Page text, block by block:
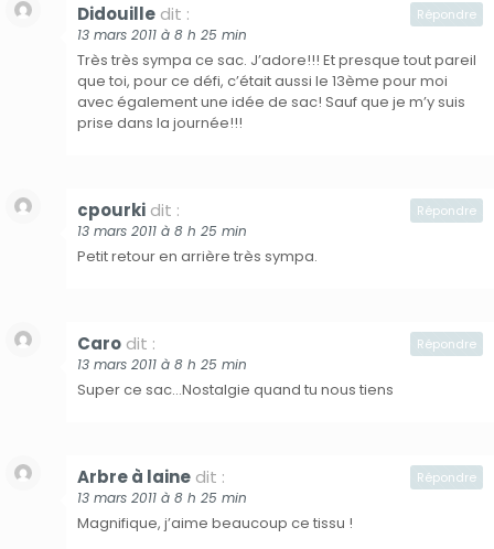
Didouille dit :
13 mars 2011 à 8 h 25 min
Très très sympa ce sac. J’adore!!! Et presque tout pareil
que toi, pour ce défi, c’était aussi le 13ème pour moi
avec également une idée de sac! Sauf que je m’y suis
prise dans la journée!!!
Répondre
cpourki dit :
13 mars 2011 à 8 h 25 min
Petit retour en arrière très sympa.
Répondre
Caro dit :
13 mars 2011 à 8 h 25 min
Super ce sac…Nostalgie quand tu nous tiens
Répondre
Arbre à laine dit :
13 mars 2011 à 8 h 25 min
Magnifique, j’aime beaucoup ce tissu !
Répondre